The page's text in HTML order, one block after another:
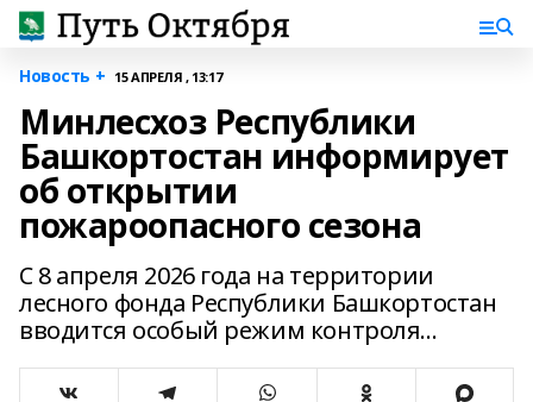
Новость + 15 АПРЕЛЯ , 13:17
Минлесхоз Республики
Башкортостан информирует
об открытии
пожароопасного сезона
С 8 апреля 2026 года на территории
лесного фонда Республики Башкортостан
вводится особый режим контроля...